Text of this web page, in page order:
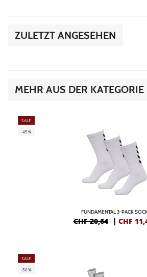
ZULETZT ANGESEHEN
MEHR AUS DER KATEGORIE
SALE
-45%
FUNDAMENTAL 3-PACK
CHF 20,64 | CHF
SALE
-50%